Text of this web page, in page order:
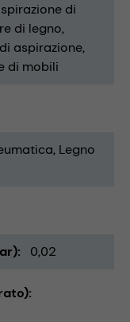
di
di legno
aspirazione
di mobili
Legno
0,02